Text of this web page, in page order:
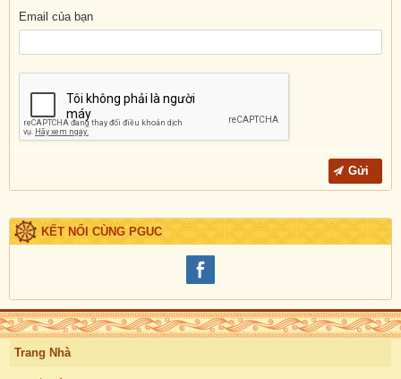
Email của bạn
KẾT NỐI CÙNG PGUC
Trang Nhà